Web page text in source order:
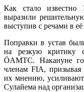
Как стало известно
выразили
выступив с речами в её
Поправки в устав
на резкую критику
ÖAMTC. Накануне
членам FIA, призывая
их мнению,
Сулайема над